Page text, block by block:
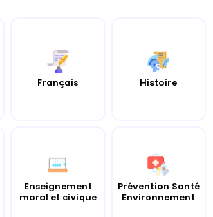
Français Histoire
Enseignement
moral et civique
Prévention Santé
Environnement